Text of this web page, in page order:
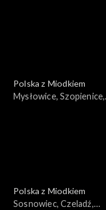
Polska z Miodkiem
Mysłowice, Szopienice,
Polska z Miodkiem
Sosnowiec, Czeladź,